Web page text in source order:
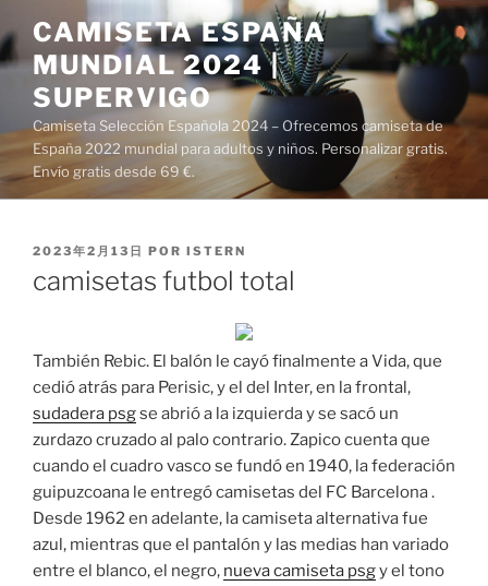
al
contenido
CAMISETA ESPAÑA
MUNDIAL 2024 |
SUPERVIGO
Camiseta Selección Española 2024 – Ofrecemos camiseta de
España 2022 mundial para adultos y niños. Personalizar gratis.
Envío gratis desde 69 €.
PUBLICADO
2023年2月13日 POR ISTERN
camisetas futbol total
También Rebic. El balón le cayó finalmente a Vida, que
cedió atrás para Perisic, y el del Inter, en la frontal,
sudadera psgse abrió a la izquierda y se sacó un
zurdazo cruzado al palo contrario. Zapico cuenta que
cuando el cuadro vasco se fundó en 1940, la federación
guipuzcoana le entregó camisetas del FC Barcelona .
Desde 1962 en adelante, la camiseta alternativa fue
azul, mientras que el pantalón y las medias han variado
entre el blanco, el negro, nueva camiseta psgy el tono